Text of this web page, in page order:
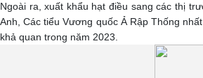
Ngoài ra, xuất khẩu hạt điều sang các thị
Anh, Các tiểu Vương quốc Ả Rập Thống
khả quan trong năm 2023.